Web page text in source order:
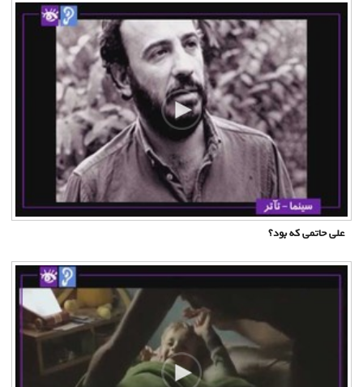
علی حاتمی که بود؟